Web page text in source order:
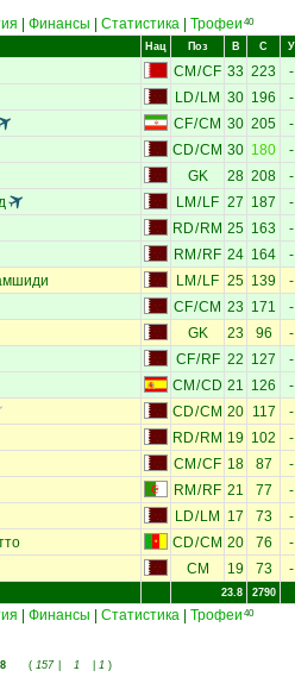
Финансы Статистика Трофеи 40
Нац Поз В С У
CM /CF 33 223 -
LD/ LM 30 196 -
CF/CM 30 205 -
CD/CM 30 180 -
GK 28 208 -
LM / LF 27 187 -
RD/ RM 25 163 -
RM / RF 24 164 -
LM / LF 25 139 -
CF/CM 23 171 -
GK 23 96 -
CF/RF 22 127 -
CM /CD 21 126 -
CD/CM 20 117 -
RD/ RM 19 102 -
CM /CF 18 87 -
RM / RF 21 77 -
LD/ LM 17 73 -
CD/CM 20 76 -
CM 19 73 -
23.8 2790
Финансы Статистика Трофеи 40
( 157 1 1 )